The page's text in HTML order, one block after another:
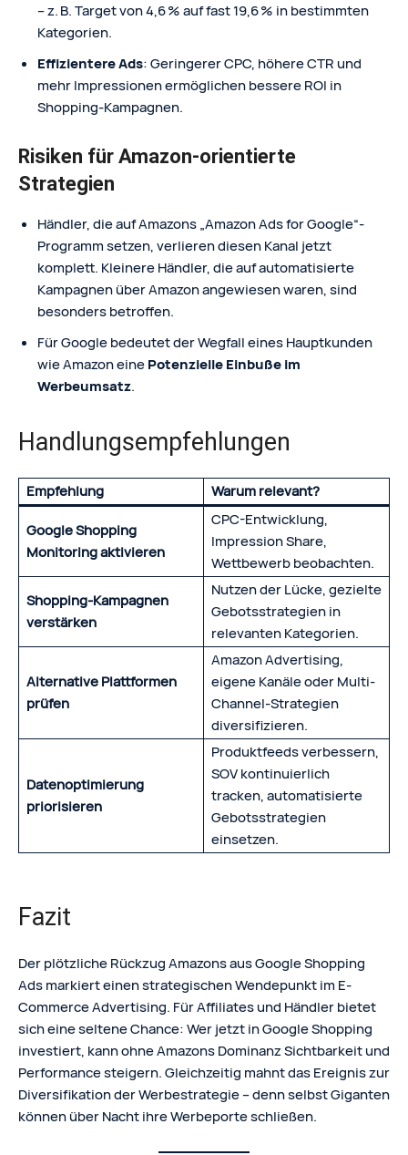
– z. B. Target von 4,6 % auf fast 19,6 % in bestimmten
Kategorien.
Effizientere Ads: Geringerer CPC, höhere CTR und
mehr Impressionen ermöglichen bessere ROI in
Shopping-Kampagnen.
Risiken für Amazon-orientierte
Strategien
Händler, die auf Amazons „Amazon Ads for Google“-
Programm setzen, verlieren diesen Kanal jetzt
komplett. Kleinere Händler, die auf automatisierte
Kampagnen über Amazon angewiesen waren, sind
besonders betroffen.
Für Google bedeutet der Wegfall eines Hauptkunden
wie Amazon einePotenzielle Einbuße im
Werbeumsatz.
Handlungsempfehlungen
Empfehlung Warum relevant?
Google Shopping
Monitoring aktivieren
CPC-Entwicklung,
Impression Share,
Wettbewerb beobachten.
Shopping-Kampagnen
verstärken
Nutzen der Lücke, gezielte
Gebotsstrategien in
relevanten Kategorien.
Alternative Plattformen
prüfen
Amazon Advertising,
eigene Kanäle oder Multi-
Channel-Strategien
diversifizieren.
Datenoptimierung
priorisieren
Produktfeeds verbessern,
SOV kontinuierlich
tracken, automatisierte
Gebotsstrategien
einsetzen.
Fazit
Der plötzliche Rückzug Amazons aus Google Shopping
Ads markiert einen strategischen Wendepunkt im E-
Commerce Advertising. Für Affiliates und Händler bietet
sich eine seltene Chance: Wer jetzt in Google Shopping
investiert, kann ohne Amazons Dominanz Sichtbarkeit und
Performance steigern. Gleichzeitig mahnt das Ereignis zur
Diversifikation der Werbestrategie – denn selbst Giganten
können über Nacht ihre Werbeporte schließen.